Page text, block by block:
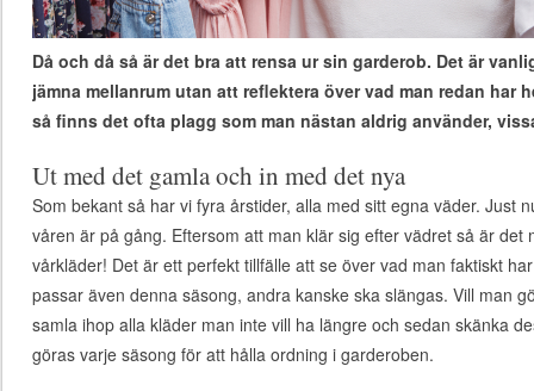
Då och då så är det bra att rensa ur sin garderob. Det är
jämna mellanrum utan att reflektera över vad man redan har
så finns det ofta plagg som man nästan aldrig använder,
Ut med det gamla och in med det nya
Som bekant så har vi fyra årstider, alla med sitt egna väder. Just
våren är på gång. Eftersom att man klär sig efter vädret så är det
vårkläder! Det är ett perfekt tillfälle att se över vad man faktiskt
passar även denna säsong, andra kanske ska slängas. Vill man
samla ihop alla kläder man inte vill ha längre och sedan skänka
göras varje säsong för att hålla ordning i garderoben.